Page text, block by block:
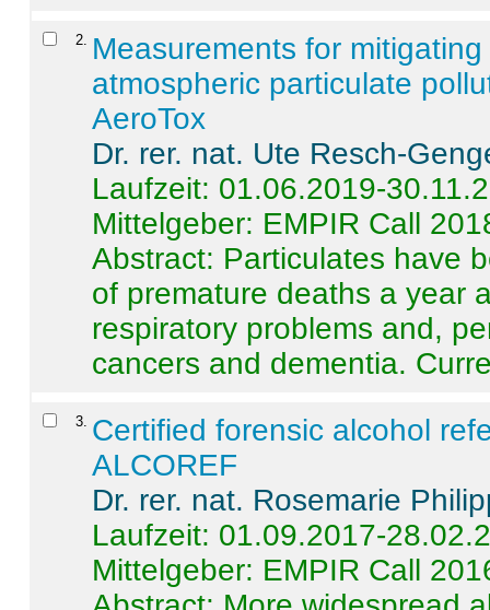
2
Measurements for
atmospheric particulate
AeroTox
Dr. rer. nat. Ute Resch-
Laufzeit: 01.06.2019-
Mittelgeber: EMPIR Call
Abstract: Particulates have
of premature deaths a year
respiratory problems and,
cancers and dementia.
3 Certified forensic alcohol
ALCOREF
Dr. rer. nat. Rosemarie
Laufzeit: 01.09.2017-
Mittelgeber: EMPIR Call